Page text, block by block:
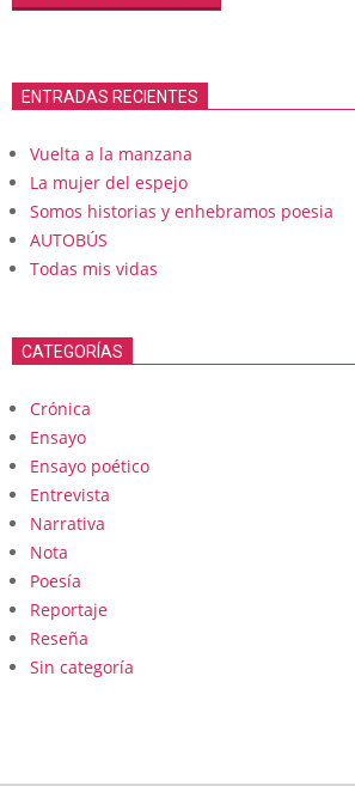
ENTRADAS RECIENTES
Vuelta a la manzana
La mujer del espejo
Somos historias y enhebramos poesia
AUTOBÚS
Todas mis vidas
CATEGORÍAS
Crónica
Ensayo
Ensayo poético
Entrevista
Narrativa
Nota
Poesía
Reportaje
Reseña
Sin categoría